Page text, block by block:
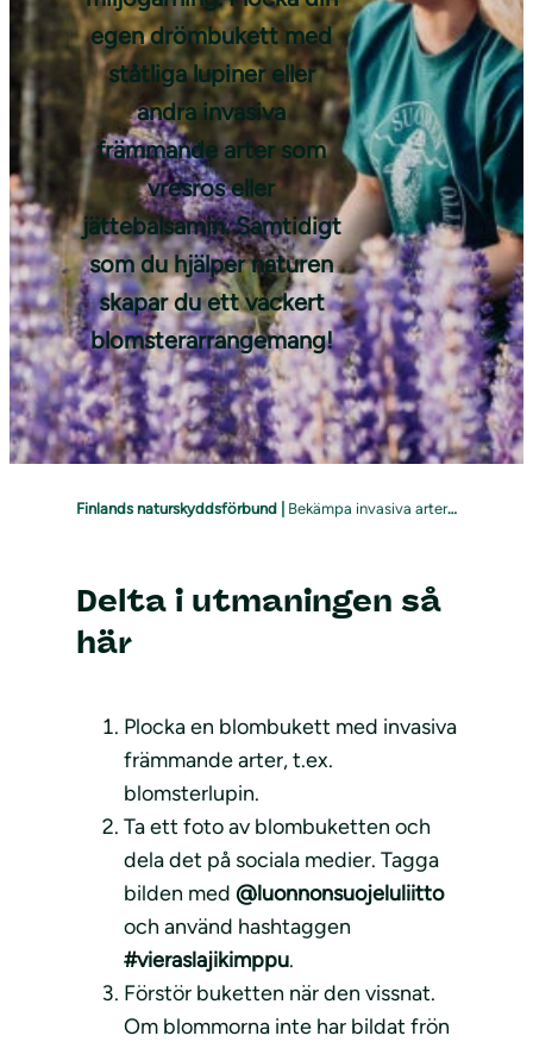
egen drömbukett med
ståtliga lupiner eller
andra invasiva
främmande arter som
vresros eller
jättebalsamin. Samtidigt
som du hjälper naturen
skapar du ett vackert
blomsterarrangemang!
Finlands naturskyddsförbund Bekämpa invasiva arter – plocka en blombukett!
Delta i utmaningen så
här
Plocka en blombukett med invasiva
främmande arter, t.ex.
blomsterlupin.
Ta ett foto av blombuketten och
dela det på sociala medier. Tagga
bilden med @luonnonsuojeluliitto
och använd hashtaggen
#vieraslajikimppu.
Förstör buketten när den vissnat.
Om blommorna inte har bildat frön